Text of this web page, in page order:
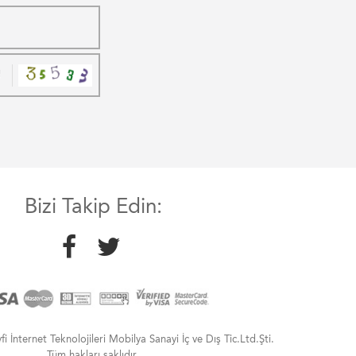
Bizi Takip Edin:
İnternet Teknolojileri Mobilya Sanayi İç ve Dış Tic.Ltd.Şti.